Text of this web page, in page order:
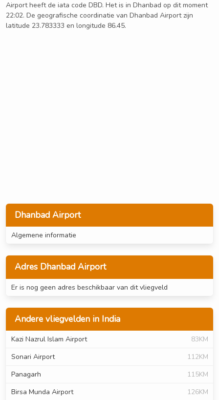
Dhanbad Airport
Algemene informatie
Adres Dhanbad Airport
Er is nog geen adres beschikbaar van dit vliegveld
Andere vliegvelden in India
Kazi Nazrul Islam Airport
83KM
Sonari Airport
112KM
Panagarh
115KM
Birsa Munda Airport
126KM
Airport heeft de iata code DBD. Het is in Dhanbad op dit moment
22:02. De geografische coordinatie van Dhanbad Airport zijn
latitude 23.783333 en longitude 86.45.